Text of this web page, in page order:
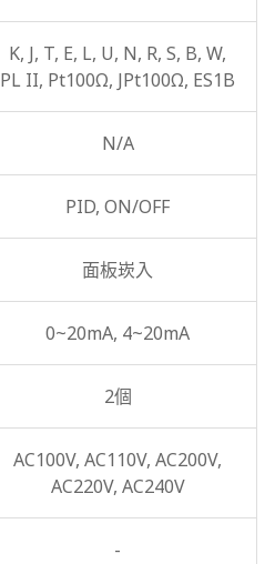
K, J, T, E, L, U, N, R,S, B,W,
PL II, Pt100Ω, JPt100Ω, ES1B
N/A
PID,ON/OFF
面板崁入
0~20mA, 4~20mA
2個
AC100V,AC110V,AC200V,
AC220V, AC240V
-